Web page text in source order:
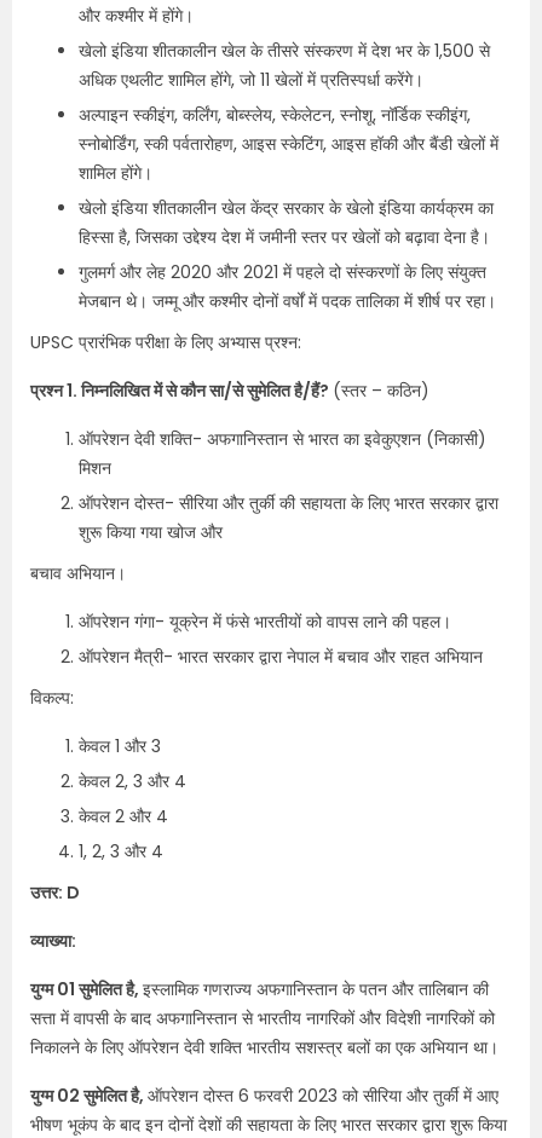
और कश्मीर में होंगे।
खेलो इंडिया शीतकालीन खेल के तीसरे संस्करण में देश भर के 1,500 से
अधिक एथलीट शामिल होंगे, जो 11 खेलों में प्रतिस्पर्धा करेंगे।
अल्पाइन स्कीइंग, कर्लिंग, बोब्स्लेय, स्केलेटन, स्नोशू, नॉर्डिक स्कीइंग,
स्नोबोर्डिंग, स्की पर्वतारोहण, आइस स्केटिंग, आइस हॉकी और बैंडी खेलों में
शामिल होंगे।
खेलो इंडिया शीतकालीन खेल केंद्र सरकार के खेलो इंडिया कार्यक्रम का
हिस्सा है, जिसका उद्देश्य देश में जमीनी स्तर पर खेलों को बढ़ावा देना है।
गुलमर्ग और लेह 2020 और 2021 में पहले दो संस्करणों के लिए संयुक्त
मेजबान थे। जम्मू और कश्मीर दोनों वर्षों में पदक तालिका में शीर्ष पर रहा।
UPSC प्रारंभिक परीक्षा के लिए अभ्यास प्रश्न:
प्रश्न 1. निम्नलिखित में से कौन सा/से सुमेलित है/हैं? (स्तर – कठिन)
ऑपरेशन देवी शक्ति- अफगानिस्तान से भारत का इवेकुएशन (निकासी)
मिशन
ऑपरेशन दोस्त- सीरिया और तुर्की की सहायता के लिए भारत सरकार द्वारा
शुरू किया गया खोज और
बचाव अभियान।
ऑपरेशन गंगा- यूक्रेन में फंसे भारतीयों को वापस लाने की पहल।
ऑपरेशन मैत्री- भारत सरकार द्वारा नेपाल में बचाव और राहत अभियान
विकल्प:
केवल 1 और 3
केवल 2, 3 और 4
केवल 2 और 4
1, 2, 3 और 4
उत्तर: D
व्याख्या:
युग्म 01 सुमेलित है, इस्लामिक गणराज्य अफगानिस्तान के पतन और तालिबान की
सत्ता में वापसी के बाद अफगानिस्तान से भारतीय नागरिकों और विदेशी नागरिकों को
निकालने के लिए ऑपरेशन देवी शक्ति भारतीय सशस्त्र बलों का एक अभियान था।
युग्म 02 सुमेलित है, ऑपरेशन दोस्त 6 फरवरी 2023 को सीरिया और तुर्की में आए
भीषण भूकंप के बाद इन दोनों देशों की सहायता के लिए भारत सरकार द्वारा शुरू किया